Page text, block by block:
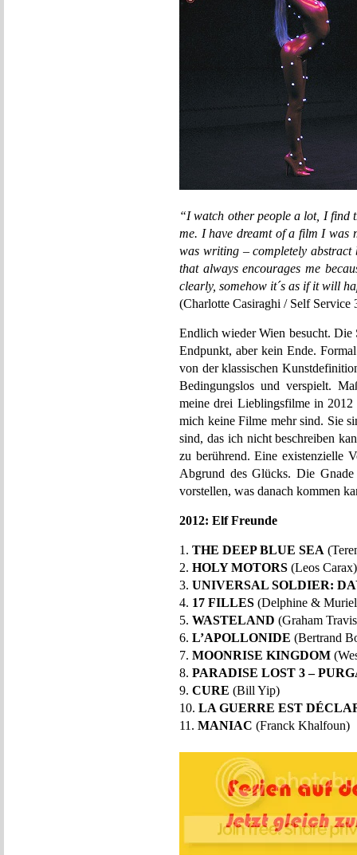
“I watch other people a lot, I find
me. I have dreamt of a film I
was writing – completely
that always encourages me
clearly, somehow it´s as if it will
(Charlotte Casiraghi / Self Service
Endlich wieder Wien besucht.
Endpunkt, aber kein Ende.
von der klassischen
Bedingungslos und verspielt.
meine drei Lieblingsfilme in
mich keine Filme mehr sind. Sie
sind, das ich nicht beschreiben
zu berührend. Eine existenzielle
Abgrund des Glücks. Die
vorstellen, was danach kommen
2012: Elf Freunde
1. THE DEEP BLUE SEA
2. HOLY MOTORS (Leos Carax)
3. UNIVERSAL SOLDIER:
4. 17 FILLES (Delphine &
5. WASTELAND (Graham
6. L’APOLLONIDE (Bertrand
7. MOONRISE KINGDOM
8. PARADISE LOST 3 –
9. CURE (Bill Yip)
10. LA GUERRE EST
11. MANIAC (Franck Khalfoun)